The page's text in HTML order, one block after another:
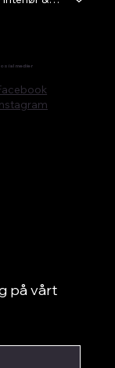
medier
på vårt